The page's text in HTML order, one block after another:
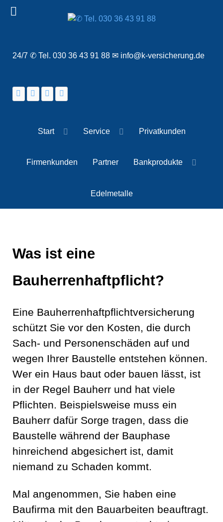
24/7 ✆ Tel. 030 36 43 91 88 ✉ info@k-versicherung.de
Start Service Privatkunden
Firmenkunden Partner Bankprodukte
Edelmetalle
Was ist eine
Bauherrenhaftpflicht?
Eine Bauherrenhaftpflichtversicherung
schützt Sie vor den Kosten, die durch
Sach- und Personenschäden auf und
wegen Ihrer Baustelle entstehen können.
Wer ein Haus baut oder bauen lässt, ist
in der Regel Bauherr und hat viele
Pflichten. Beispielsweise muss ein
Bauherr dafür Sorge tragen, dass die
Baustelle während der Bauphase
hinreichend abgesichert ist, damit
niemand zu Schaden kommt.
Mal angenommen, Sie haben eine
Baufirma mit den Bauarbeiten beauftragt.